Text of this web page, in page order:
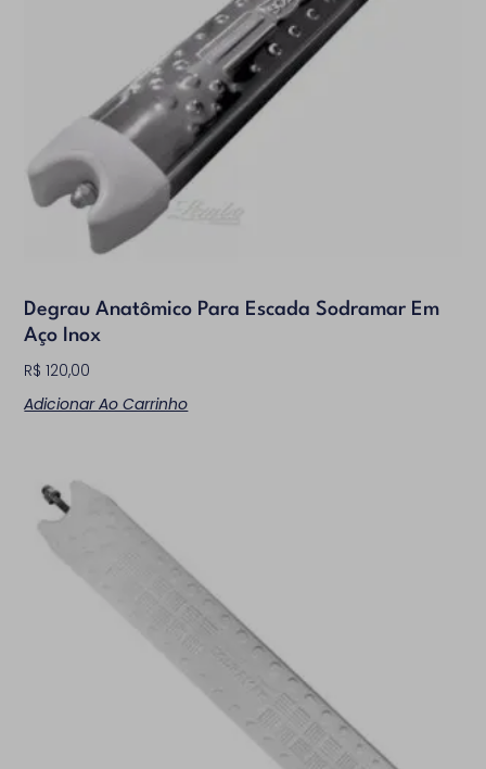
Degrau Anatômico Para Escada Sodramar Em
Aço Inox
R$ 120,00
Adicionar Ao Carrinho